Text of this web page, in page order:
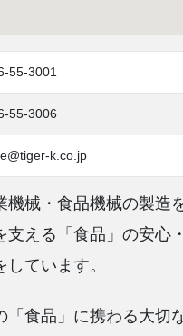
55-3001
55-3006
k.co.jp
機械・食品機械の製造
支える「食品」の安心
しています。
「食品」に携わる大切